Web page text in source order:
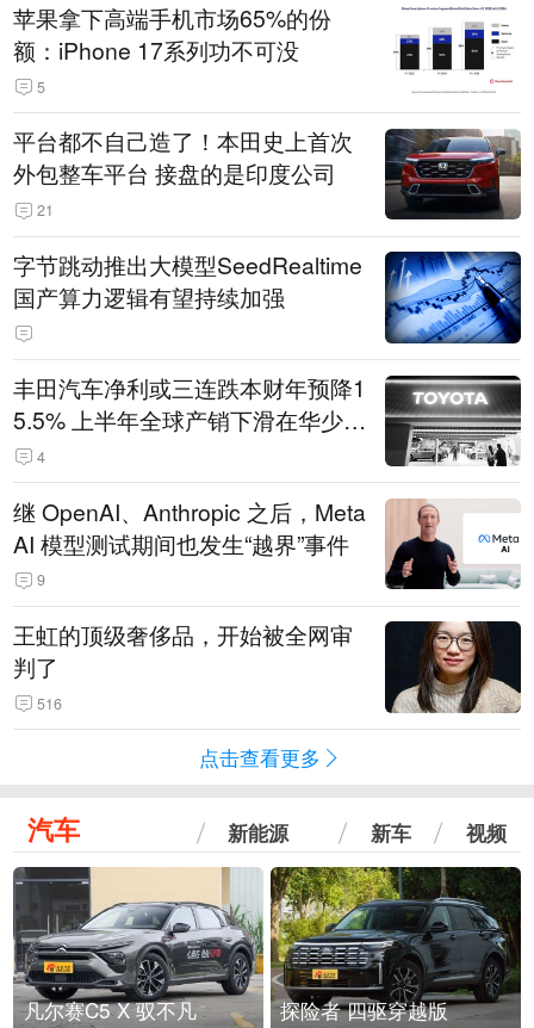
苹果拿下高端手机市场65%的份
额：iPhone 17系列功不可没
5
平台都不自己造了！本田史上首次
外包整车平台 接盘的是印度公司
21
字节跳动推出大模型SeedRealtime
国产算力逻辑有望持续加强
丰田汽车净利或三连跌本财年预降1
5.5% 上半年全球产销下滑在华少卖
14.3万辆
4
继 OpenAI、Anthropic 之后，Meta
AI 模型测试期间也发生“越界”事件
9
王虹的顶级奢侈品，开始被全网审
判了
516
点击查看更多
汽车 新能源 新车 视频
凡尔赛C5 X 驭不凡 探险者 四驱穿越版